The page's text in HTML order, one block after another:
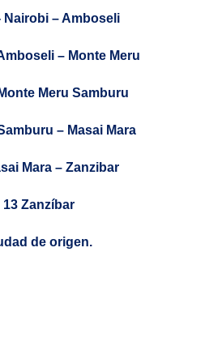
Nairobi – Amboseli
– Monte Meru
Meru Samburu
– Masai Mara
Mara – Zanzibar
13 Zanzíbar
de origen.